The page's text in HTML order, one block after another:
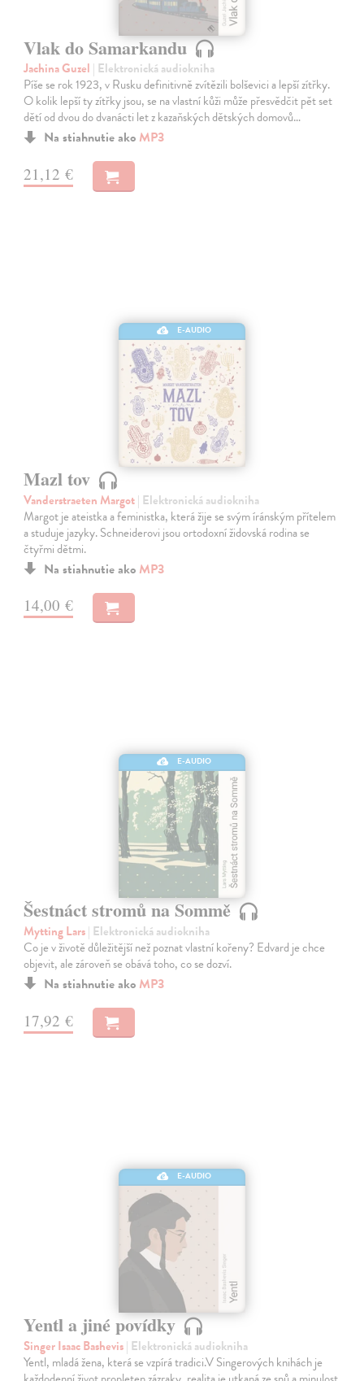
Vlak do Samarkandu
Jachina Guzel | Elektronická audiokniha
Píše se rok 1923, v Rusku definitivně zvítězili bolševici a lepší zítřky.
O kolik lepší ty zítřky jsou, se na vlastní kůži může přesvědčit pět set
dětí od dvou do dvanácti let z kazaňských dětských domovů…
Na stiahnutie ako MP3
21,12 €
E-AUDIO
Mazl tov
Vanderstraeten Margot| Elektronická audiokniha
Margot je ateistka a feministka, která žije se svým íránským přítelem
a studuje jazyky. Schneiderovi jsou ortodoxní židovská rodina se
čtyřmi dětmi.
Na stiahnutie ako MP3
14,00 €
E-AUDIO
Šestnáct stromů na Sommě
Mytting Lars| Elektronická audiokniha
Co je v životě důležitější než poznat vlastní kořeny? Edvard je chce
objevit, ale zároveň se obává toho, co se dozví.
Na stiahnutie ako MP3
17,92 €
E-AUDIO
Yentl a jiné povídky
Singer Isaac Bashevis| Elektronická audiokniha
Yentl, mladá žena, která se vzpírá tradici.V Singerových knihách je